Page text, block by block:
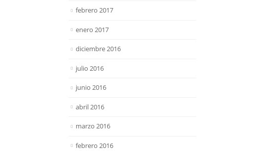
febrero 2017
enero 2017
diciembre 2016
julio 2016
junio 2016
abril 2016
marzo 2016
febrero 2016